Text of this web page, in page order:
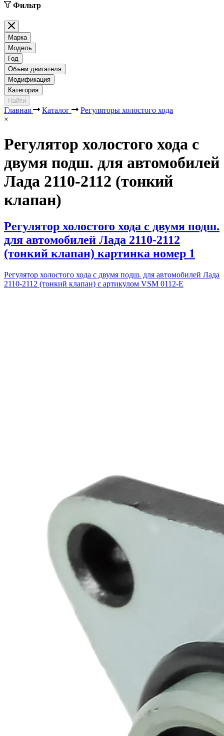
Фильтр
Марка
Модель
Год
Объем двигателя
Модификация
Категория
Найти
Главная Каталог
Регуляторы холостого хода
×
Регулятор холостого хода с
двумя подш. для автомобилей
Лада 2110-2112 (тонкий
клапан)
Регулятор холостого хода с двумя подш.
для автомобилей Лада 2110-2112
(тонкий клапан) картинка номер 1
Регулятор холостого хода с двумя подш. для автомобилей Лада
2110-2112 (тонкий клапан) с артикулом VSM 0112-E